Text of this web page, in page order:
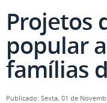
Projetos
popular
famílias
Publicado: Sexta, 01 de